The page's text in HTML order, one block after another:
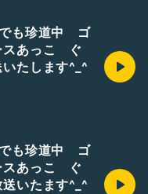
も珍道中 ゴ
スあっこ ぐ
たします^_^
も珍道中 ゴ
スあっこ ぐ
いたます^_^